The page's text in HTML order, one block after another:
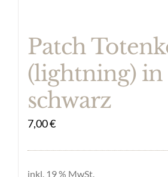
Patch
(lightning) in
schwarz
7,00€
inkl. 19 % MwSt.